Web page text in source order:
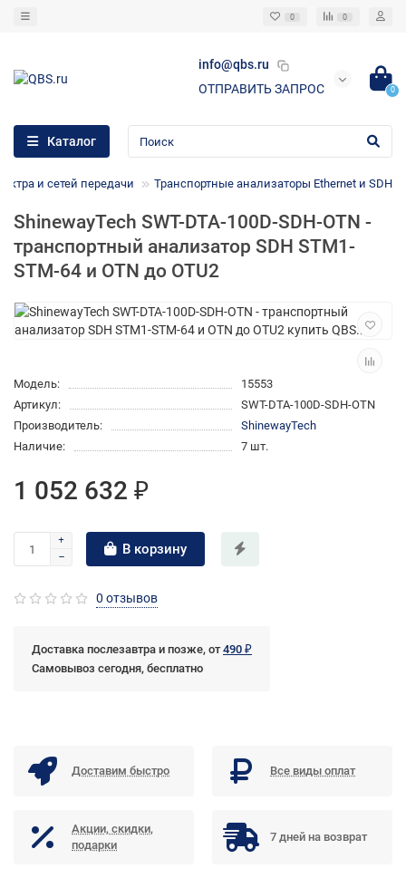
0 0
info@qbs.ru
ОТПРАВИТЬ ЗАПРОС
0
Каталог
и сетей передачи Транспортные анализаторы Ethernet и SDH
ShinewayTech SWT-DTA-100D-SDH-OTN -
транспортный анализатор SDH STM1-
STM-64 и OTN до OTU2
Модель:
15553
Артикул:
SWT-DTA-100D-SDH-OTN
Производитель:
ShinewayTech
Наличие:
7 шт.
1 052 632 ₽
В корзину
0 отзывов
Доставка послезавтра и позже, от490 ₽
Самовывоз сегодня, бесплатно
Доставим быстро Все виды оплат
Акции, скидки,
подарки
7 дней на возврат